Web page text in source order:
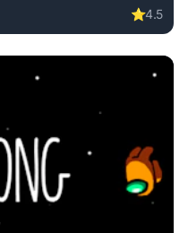
⭐4.5
game, no download